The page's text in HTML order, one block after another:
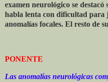
examen neurológico se
habla lenta con dificultad para
anomalías focales. El resto de
PONENTE
Las anomalías neurológicas